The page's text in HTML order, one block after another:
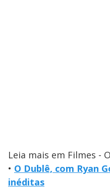
Leia mais em Filmes -
• O Dublê, com Ryan
inéditas